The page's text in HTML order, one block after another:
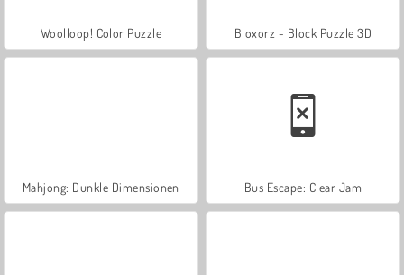
Woolloop! Color Puzzle Bloxorz - Block Puzzle 3D
Mahjong: Dunkle Dimensionen Bus Escape: Clear Jam